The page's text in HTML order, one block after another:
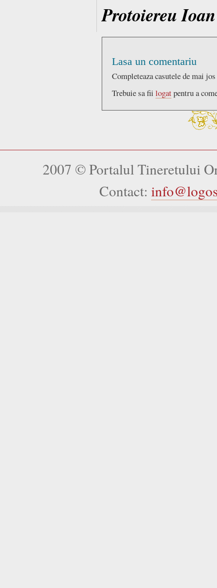
Protoiereu
Lasa un comentariu
Completeaza casutele de mai
Trebuie sa fii logatpentru a
2007 © Portalul Tineretului
Contact: